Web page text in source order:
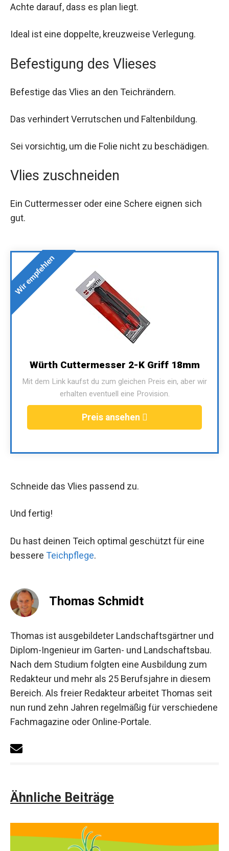
Achte darauf, dass es plan liegt.
Ideal ist eine doppelte, kreuzweise Verlegung.
Befestigung des Vlieses
Befestige das Vlies an den Teichrändern.
Das verhindert Verrutschen und Faltenbildung.
Sei vorsichtig, um die Folie nicht zu beschädigen.
Vlies zuschneiden
Ein Cuttermesser oder eine Schere eignen sich
gut.
Wir empfehlen
Würth Cuttermesser 2-K Griff 18mm
Mit dem Link kaufst du zum gleichen Preis ein, aber wir
erhalten eventuell eine Provision.
Preis ansehen
Schneide das Vlies passend zu.
Und fertig!
Du hast deinen Teich optimal geschützt für eine
bessere Teichpflege.
Thomas Schmidt
Thomas ist ausgebildeter Landschaftsgärtner und
Diplom-Ingenieur im Garten- und Landschaftsbau.
Nach dem Studium folgten eine Ausbildung zum
Redakteur und mehr als 25 Berufsjahre in diesem
Bereich. Als freier Redakteur arbeitet Thomas seit
nun rund zehn Jahren regelmäßig für verschiedene
Fachmagazine oder Online-Portale.
Ähnliche Beiträge